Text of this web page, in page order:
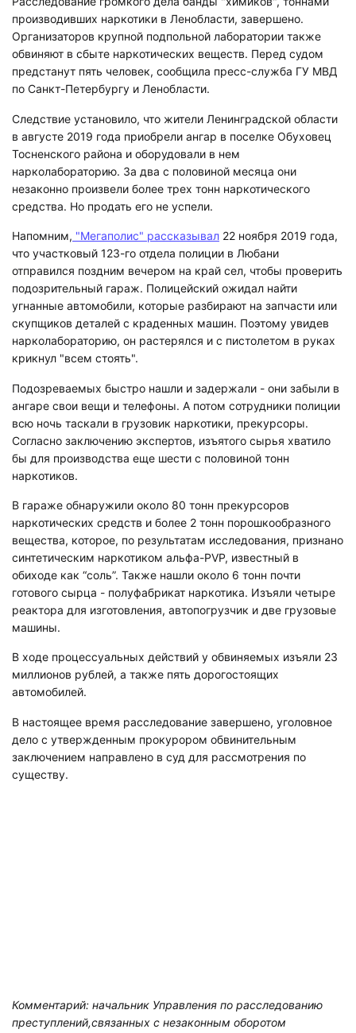
производивших наркотики в Ленобласти, завершено.
Организаторов крупной подпольной лаборатории также
обвиняют в сбыте наркотических веществ. Перед судом
предстанут пять человек, сообщила пресс-служба ГУ МВД
по Санкт-Петербургу и Ленобласти.
Следствие установило, что жители Ленинградской области
в августе 2019 года приобрели ангар в поселке Обуховец
Тосненского района и оборудовали в нем
нарколабораторию. За два с половиной месяца они
незаконно произвели более трех тонн наркотического
средства. Но продать его не успели.
Напомним, "Мегаполис" рассказывал 22 ноября 2019 года,
что участковый 123-го отдела полиции в Любани
отправился поздним вечером на край сел, чтобы проверить
подозрительный гараж. Полицейский ожидал найти
угнанные автомобили, которые разбирают на запчасти или
скупщиков деталей с краденных машин. Поэтому увидев
нарколабораторию, он растерялся и с пистолетом в руках
крикнул "всем стоять".
Подозреваемых быстро нашли и задержали - они забыли в
ангаре свои вещи и телефоны. А потом сотрудники полиции
всю ночь таскали в грузовик наркотики, прекурсоры.
Согласно заключению экспертов, изъятого сырья хватило
бы для производства еще шести с половиной тонн
наркотиков.
В гараже обнаружили около 80 тонн прекурсоров
наркотических средств и более 2 тонн порошкообразного
вещества, которое, по результатам исследования, признано
синтетическим наркотиком альфа-PVP, известный в
обиходе как “соль”. Также нашли около 6 тонн почти
готового сырца - полуфабрикат наркотика. Изъяли четыре
реактора для изготовления, автопогрузчик и две грузовые
машины.
В ходе процессуальных действий у обвиняемых изъяли 23
миллионов рублей, а также пять дорогостоящих
автомобилей.
В настоящее время расследование завершено, уголовное
дело с утвержденным прокурором обвинительным
заключением направлено в суд для рассмотрения по
существу.
Комментарий: начальник Управления по расследованию
преступлений,связанных с незаконным оборотом